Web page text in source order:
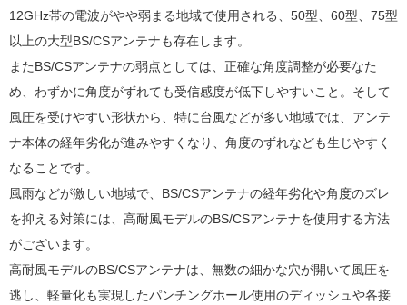
12GHz帯の電波がやや弱まる地域で使用される、50型、60型、75型
以上の大型BS/CSアンテナも存在します。
またBS/CSアンテナの弱点としては、正確な角度調整が必要なた
め、わずかに角度がずれても受信感度が低下しやすいこと。そして
風圧を受けやすい形状から、特に台風などが多い地域では、アンテ
ナ本体の経年劣化が進みやすくなり、角度のずれなども生じやすく
なることです。
風雨などが激しい地域で、BS/CSアンテナの経年劣化や角度のズレ
を抑える対策には、高耐風モデルのBS/CSアンテナを使用する方法
がございます。
高耐風モデルのBS/CSアンテナは、無数の細かな穴が開いて風圧を
逃し、軽量化も実現したパンチングホール使用のディッシュや各接